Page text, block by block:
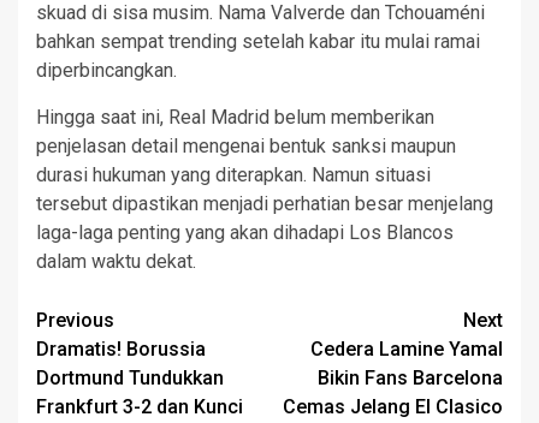
skuad di sisa musim. Nama Valverde dan Tchouaméni
bahkan sempat trending setelah kabar itu mulai ramai
diperbincangkan.
Hingga saat ini, Real Madrid belum memberikan
penjelasan detail mengenai bentuk sanksi maupun
durasi hukuman yang diterapkan. Namun situasi
tersebut dipastikan menjadi perhatian besar menjelang
laga-laga penting yang akan dihadapi Los Blancos
dalam waktu dekat.
Post
navigation
Previous
Dramatis! Borussia
Dortmund Tundukkan
Frankfurt 3-2 dan Kunci
Next
Cedera Lamine Yamal
Bikin Fans Barcelona
Cemas Jelang El Clasico